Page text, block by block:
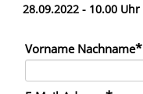
28.09.2022 - 10.00 Uhr
Pflichtfeld
Vorname Nachname*